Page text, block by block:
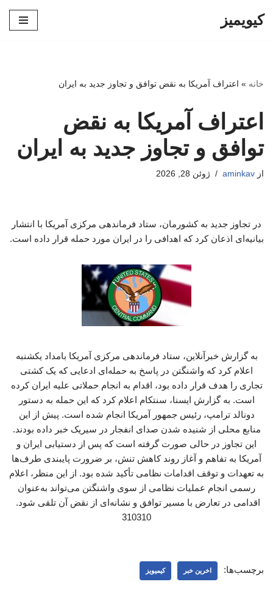
کیویمیز
خانه » اعتراف آمریکا به نقض توافق و تجاوز جدید به ایران
اعتراف آمریکا به نقض
توافق و تجاوز جدید به ایران
از aminkav ژوئن 28, 2026
در تجاوز جدید به کشورمان، ستاد فرماندهی مرکزی آمریکا با انتشار
بیانیه‌ای اذعان کرد که اهدافی را در ایران مورد حمله قرار داده است.
به گزارش خبرآنلاین، ستاد فرماندهی مرکزی آمریکا بامداد یکشنبه
اعلام کرد که واشنگتن در پاسخ به حمله‌ای ادعایی که یک کشتی
تجاری را هدف قرار داده بود، اقدام به انجام حملاتی علیه ایران کرده
است. به گزارش ایسنا، سنتکام اعلام کرد که این حمله به دستور
دونالد ترامپ، رئیس جمهور آمریکا انجام شده است. پیش از این
منابع محلی از شنیده شدن صدای انفجار در سیریک خبر داده بودند.
این تجاوز در حالی صورت گرفته است که پس از دستیابی ایران و
آمریکا به تفاهم و آغاز روند کاهش تنش، بر ضرورت پایبندی طرف‌ها
به تعهدات و توقف اقدامات نظامی تأکید شده بود. از این منظر، اعلام
رسمی انجام عملیات نظامی از سوی واشنگتن می‌تواند به‌عنوان
اقدامی در تعارض با مسیر توافق و نشانه‌ای از نقض آن تلقی شود.
310310
برچسب‌ها: اخرین خبر کیمیویز